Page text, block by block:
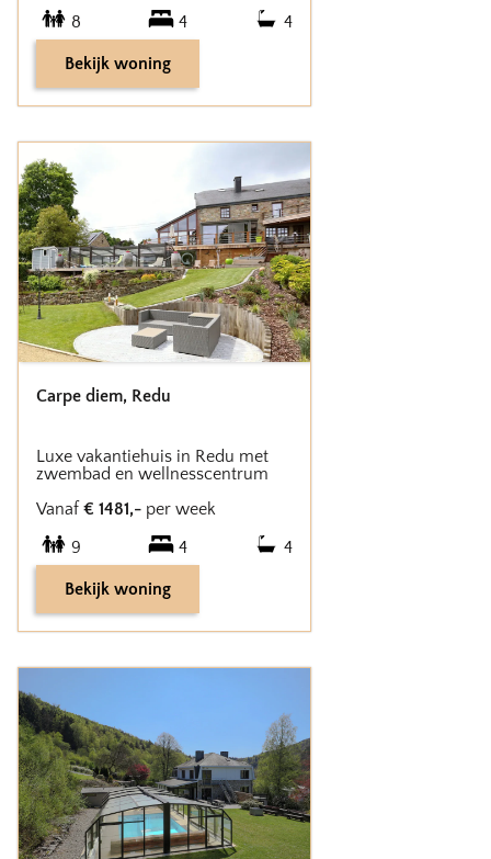
8 4 4
Bekijk woning
Carpe diem, Redu
Luxe vakantiehuis in Redu met
zwembad en wellnesscentrum
Vanaf € 1481,- per week
9
4 4
Bekijk woning